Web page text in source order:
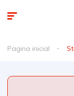
Pagina inicial